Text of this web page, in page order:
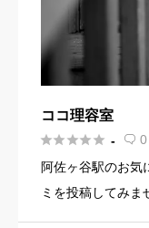
ココ理容室
 -  0
阿佐ヶ谷駅のお気
ミを投稿してみま